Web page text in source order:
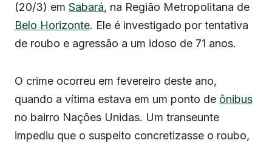
(20/3) em Sabará, na Região Metropolitana de
Belo Horizonte. Ele é investigado por tentativa
de roubo e agressão a um idoso de 71 anos.
O crime ocorreu em fevereiro deste ano,
quando a vítima estava em um ponto de ônibus
no bairro Nações Unidas. Um transeunte
impediu que o suspeito concretizasse o roubo,